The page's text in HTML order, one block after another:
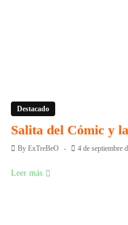
Destacado
Salita del Cómic y
By ExTreBeO 4 de septiembre
Leer más